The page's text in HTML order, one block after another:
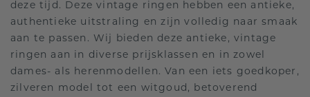
deze tijd. Deze vintage ringen hebben een antieke,
authentieke uitstraling en zijn volledig naar smaak
aan te passen. Wij bieden deze antieke, vintage
ringen aan in diverse prijsklassen en in zowel
dames- als herenmodellen. Van een iets goedkoper,
zilveren model tot een witgoud, betoverend